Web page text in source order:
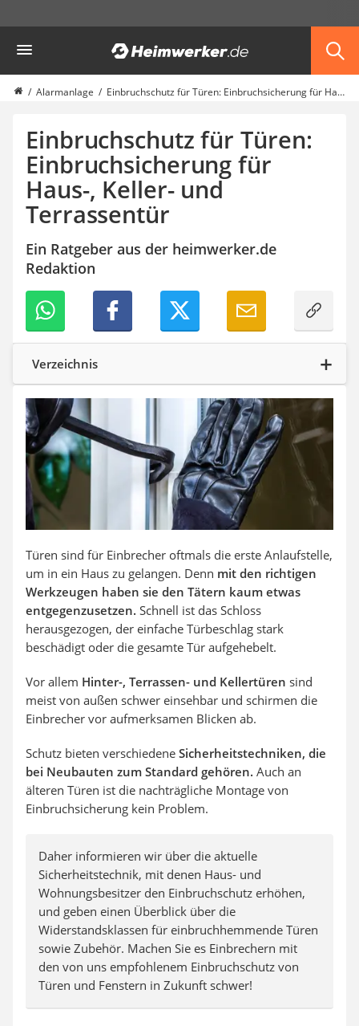
Haus & Bau
Außenleuchte mit Kamera
Ozongenerator
Smart-Home-Rauchmelder
Schlüsseltresor
Überwachungskameras außen
Regendusche
Reizstromgerät
Infrarot-Thermometer
Heizkissen
Digitale Zeitschaltuhr
Paketbriefkasten
Fensterkontaktschalter
Hygrometer
LED-Baustrahler
Aluleiter
Tiefengrund
LED-Beamer
Video-Türsprechanlage
Alarmanlage Einbruchschutz für Türen: Einbruchsicherung für Haus-, Keller- und Terrassentür
Einbruchschutz für Türen:
Einbruchsicherung für
Haus-, Keller- und
Terrassentür
Ein Ratgeber aus der heimwerker.de
Redaktion
Verzeichnis
Türen sind für Einbrecher oftmals die erste Anlaufstelle,
um in ein Haus zu gelangen. Denn mit den richtigen
Werkzeugen haben sie den Tätern kaum etwas
entgegenzusetzen. Schnell ist das Schloss
herausgezogen, der einfache Türbeschlag stark
beschädigt oder die gesamte Tür aufgehebelt.
Vor allem Hinter-, Terrassen- und Kellertüren sind
meist von außen schwer einsehbar und schirmen die
Einbrecher vor aufmerksamen Blicken ab.
Schutz bieten verschiedene Sicherheitstechniken, die
bei Neubauten zum Standard gehören. Auch an
älteren Türen ist die nachträgliche Montage von
Einbruchsicherung kein Problem.
Daher informieren wir über die aktuelle
Sicherheitstechnik, mit denen Haus- und
Wohnungsbesitzer den Einbruchschutz erhöhen,
und geben einen Überblick über die
Widerstandsklassen für einbruchhemmende Türen
sowie Zubehör. Machen Sie es Einbrechern mit
den von uns empfohlenem Einbruchschutz von
Türen und Fenstern in Zukunft schwer!